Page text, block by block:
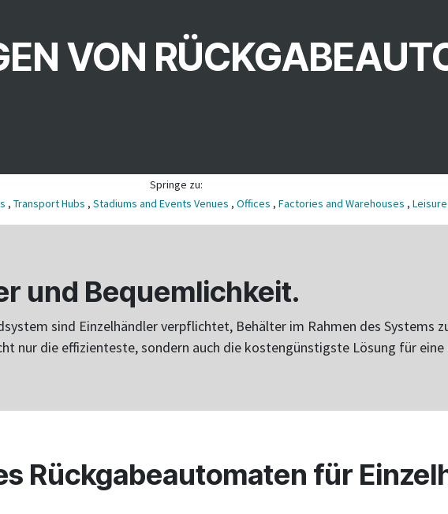
VON
Springe zu:
, Transport Hubs , Stadiums and Events Venues , Offices , Factories and Warehouses ,
und Bequemlichkeit.
sind Einzelhändler verpflichtet, Behälter im Rahmen des Systems
nur die effizienteste, sondern auch die kostengünstigste Lösung für
Rückgabeautomaten für